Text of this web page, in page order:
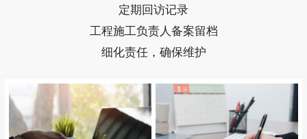
定期回访记录
工程施工负责人备案留档
细化责任，确保维护